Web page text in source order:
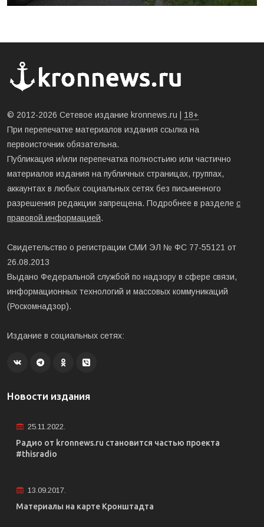
© 2012-2026 Сетевое издание kronnews.ru | 18+
При перепечатке материалов издания ссылка на
первоисточник обязательна.
Публикация и/или перепечатка полностьию или частично
материалов издания на публичных страницах, группах,
аккаунтах в любых социальных сетях без письменного
разрешения редакции запрещена. Подробнее в разделе с
правовой информацией.
Свидетельство о регистрации СМИ ЭЛ № ФС 77-55121 от
26.08.2013
Выдано Федеральной службой по надзору в сфере связи,
информационных технологий и массовых коммуникаций
(Роскомнадзор).
Издание в социальных сетях:
Новости издания
25.11.2022.
Радио от kronnews.ru становится частью проекта
#thisradio
13.09.2017.
Материалы на карте Кронштадта